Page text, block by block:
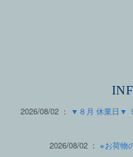
2026/08/02 ：
▼８月 休業日▼
2026/08/02 ： ※お荷物